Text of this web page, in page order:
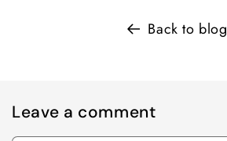
Back to blog
Leave a comment